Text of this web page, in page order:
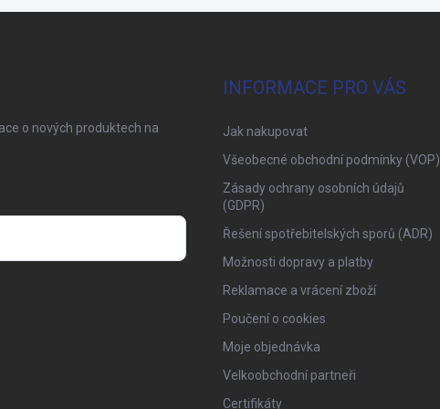
o nových produktech na
INFORMACE PRO VÁS
Jak nakupovat
Všeobecné obchodní podmínky (VOP)
Zásady ochrany osobních údajů
(GDPR)
Řešení spotřebitelských sporů (ADR)
Možnosti dopravy a platby
Reklamace a vrácení zboží
Poučení o cookies
Moje objednávka
Velkoobchodní partneři
Certifikáty